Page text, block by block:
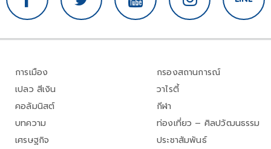
การเมือง
เปลว สีเงิน
คอลัมนิสต์
บทความ
เศรษฐกิจ
กรองสถานการณ์
วาไรตี้
กีฬา
ท่องเที่ยว – ศิลปวัฒนธรรม
ประชาสัมพันธ์